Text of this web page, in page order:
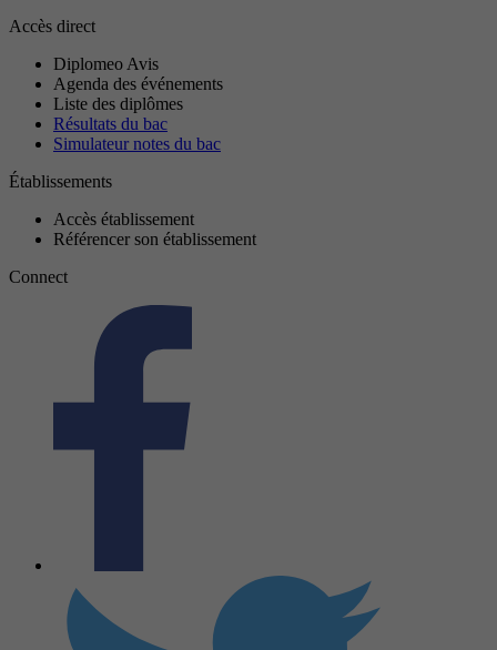
Accès direct
Diplomeo Avis
Agenda des événements
Liste des diplômes
Résultats du bac
Simulateur notes du bac
Établissements
Accès établissement
Référencer son établissement
Connect